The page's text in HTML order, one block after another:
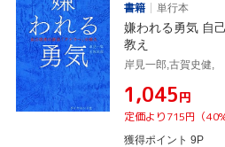
書籍
単行本
嫌われる勇気 自
教え
岸見一郎,古賀史健,
¥1,045円
定価より715円（
獲得ポイント 9P